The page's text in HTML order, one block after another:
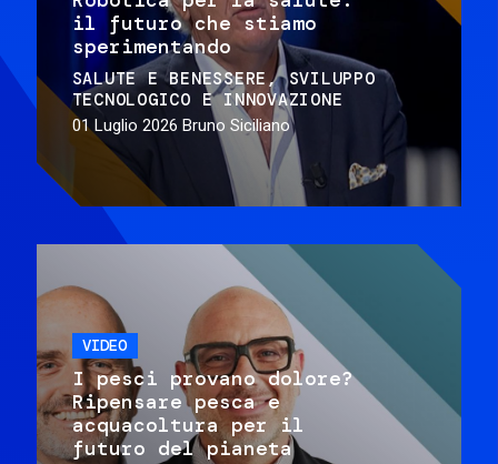
il futuro che stiamo
sperimentando
SALUTE E BENESSERE
SVILUPPO
TECNOLOGICO E INNOVAZIONE
01 Luglio 2026 Bruno Siciliano
VIDEO
I pesci provano dolore?
Ripensare pesca e
acquacoltura per il
futuro del pianeta